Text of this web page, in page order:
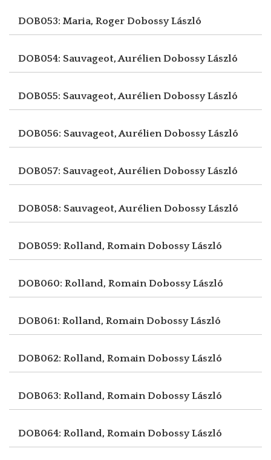
DOB053: Maria, Roger Dobossy László
DOB054: Sauvageot, AurélienDobossy László
DOB055: Sauvageot, AurélienDobossy László
DOB056: Sauvageot, AurélienDobossy László
DOB057: Sauvageot, AurélienDobossy László
DOB058: Sauvageot, AurélienDobossy László
DOB059: Rolland, RomainDobossy László
DOB060: Rolland, RomainDobossy László
DOB061: Rolland, RomainDobossy László
DOB062: Rolland, RomainDobossy László
DOB063: Rolland, RomainDobossy László
DOB064: Rolland, RomainDobossy László